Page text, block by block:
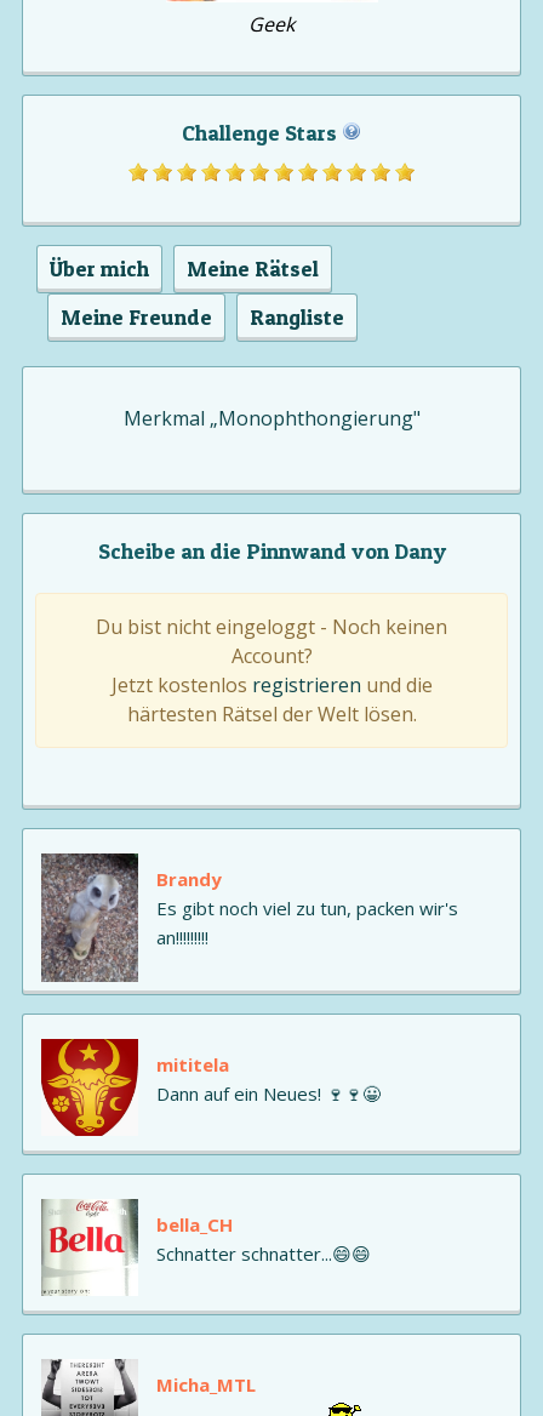
Geek
Challenge Stars
Über mich
Meine Rätsel
Meine Freunde
Rangliste
Merkmal „Monophthongierung"
Scheibe an die Pinnwand von Dany
Du bist nicht eingeloggt - Noch keinen
Account?
Jetzt kostenlos registrieren und die
härtesten Rätsel der Welt lösen.
Brandy
Es gibt noch viel zu tun, packen wir's
an!!!!!!!!!
mititela
Dann auf ein Neues! 🍷🍷😀
bella_CH
Schnatter schnatter...😄😄
Micha_MTL